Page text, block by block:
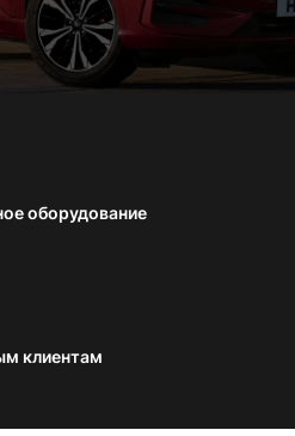
оборудование
клиентам